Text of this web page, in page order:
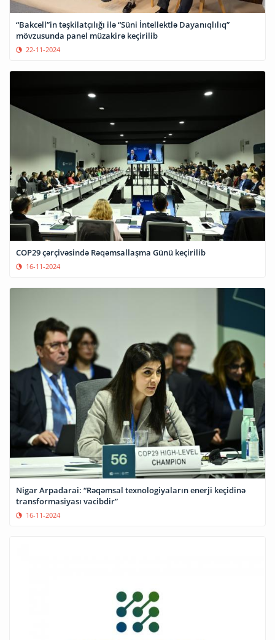
“Bakcell”in təşkilatçılığı ilə “Süni İntellektlə Dayanıqlılıq”
mövzusunda panel müzakirə keçirilib
22-11-2024
COP29 çərçivəsində Rəqəmsallaşma Günü keçirilib
16-11-2024
Nigar Arpadarai: “Rəqəmsal texnologiyaların enerji keçidinə
transformasiyası vacibdir”
16-11-2024